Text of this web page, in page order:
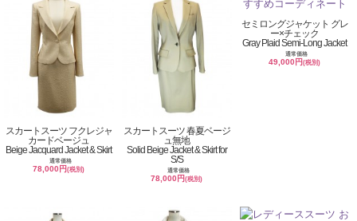
スカートスーツ フクレジャ
カードベージュ
Beige Jacquard Jacket & Skirt
通常価格
78,000円(税別)
スカートスーツ 春夏ベージ
ュ無地
Solid Beige Jacket & Skirt for
S/S
通常価格
78,000円(税別)
セミロングジャケット グレ
ー×チェック
Gray Plaid Semi-Long Jacket
通常価格
49,000円(税別)